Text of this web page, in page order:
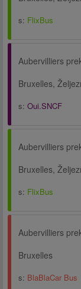
s: FlixBus
Aubervilliers
Bruxelles,
s: Oui.SNCF
Aubervilliers
Bruxelles,
s: FlixBus
Aubervilliers
Bruxelles
s: BlaBlaCar Bus